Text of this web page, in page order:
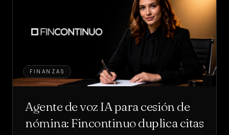
FINANZAS
Agente de voz IA para cesión de
nómina: Fincontinuo duplica citas